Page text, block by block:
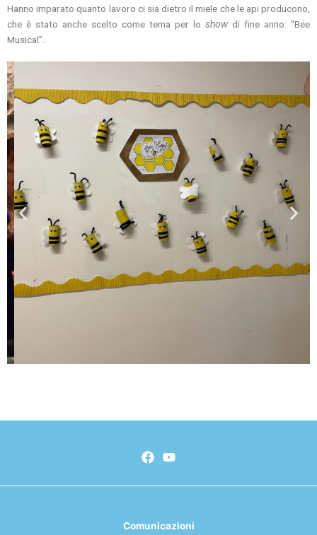
Hanno imparato quanto lavoro ci sia dietro il miele che le api producono,
che è stato anche scelto come tema per lo show di fine anno: “Bee
Musical”.
Comunicazioni